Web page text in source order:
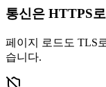
통신은 HTTPS
페이지 로드도 TLS
습니다.